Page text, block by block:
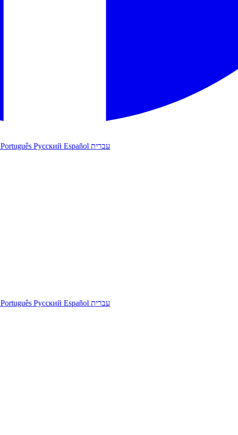
Português Русский Español עברית
Português Русский Español עברית